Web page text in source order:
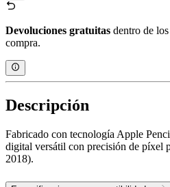
Devoluciones gratuitas dentro de
compra.
Descripción
Fabricado con tecnología Apple
digital versátil con precisión de píxel
2018).